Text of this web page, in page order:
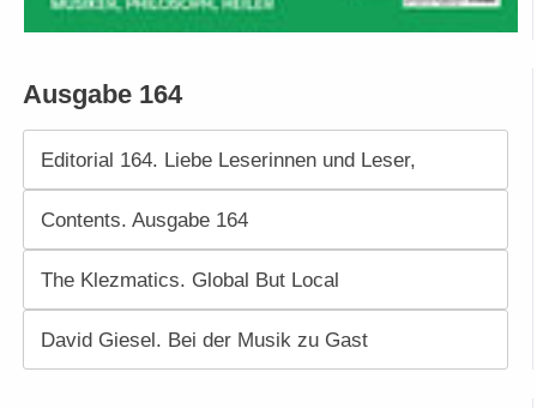
Ausgabe 164
Editorial 164. Liebe Leserinnen und Leser,
Contents. Ausgabe 164
The Klezmatics. Global But Local
David Giesel. Bei der Musik zu Gast